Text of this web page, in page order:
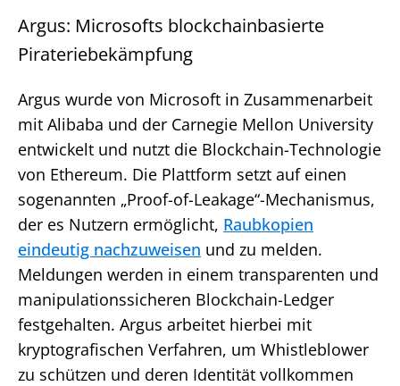
Argus: Microsofts blockchainbasierte
Pirateriebekämpfung
Argus wurde von Microsoft in Zusammenarbeit
mit Alibaba und der Carnegie Mellon University
entwickelt und nutzt die Blockchain-Technologie
von Ethereum. Die Plattform setzt auf einen
sogenannten „Proof-of-Leakage“-Mechanismus,
der es Nutzern ermöglicht, Raubkopien
eindeutig nachzuweisen und zu melden.
Meldungen werden in einem transparenten und
manipulationssicheren Blockchain-Ledger
festgehalten. Argus arbeitet hierbei mit
kryptografischen Verfahren, um Whistleblower
zu schützen und deren Identität vollkommen